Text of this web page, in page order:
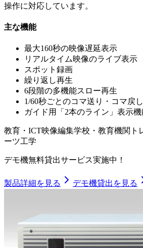
操作に対応しています。
主な機能
最大160秒の映像遅延表示
リアルタイム映像のライブ表示
スポット録画
繰り返し再生
6段階の多機能スロー再生
1/60秒ごとのコマ送り・コマ戻し
ガイド用「2本のライン」表示機
教育・ICT映像編集学校・教育機関 ト
ーツ工学
デモ機無料貸出サービス実施中！
製品詳細を見る デモ機貸出を見る